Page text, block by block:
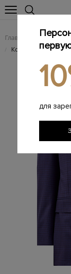
Главная
/ Костюм из ткани
для